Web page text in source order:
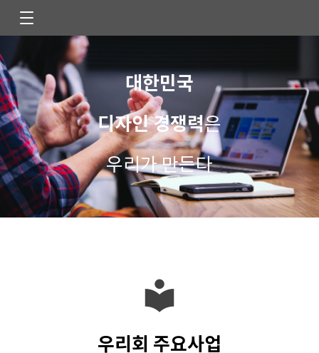
대한민국
디자인 경쟁력은
우리가 만든다
local_library
우리회 주요사업